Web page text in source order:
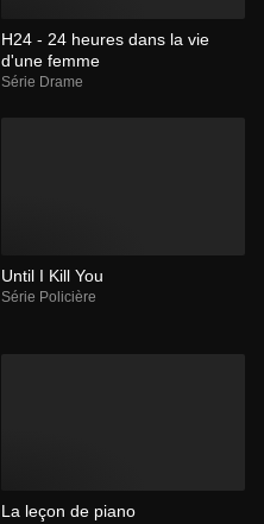
H24 - 24 heures dans la vie
d'une femme
Série Drame
Until I Kill You
Série Policière
La leçon de piano